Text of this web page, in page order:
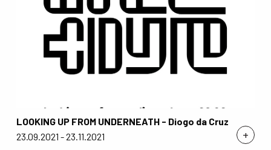
+
LOOKING UP FROM UNDERNEATH - Diogo da Cruz
23.09.2021 - 23.11.2021